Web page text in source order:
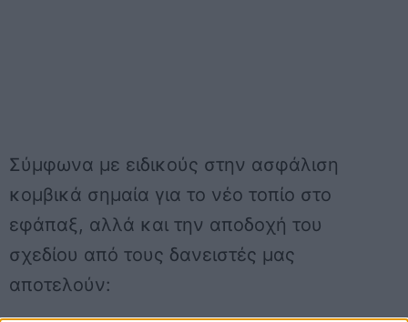
Σύμφωνα με ειδικούς στην ασφάλιση
κομβικά σημαία για το νέο τοπίο στο
εφάπαξ, αλλά και την αποδοχή του
σχεδίου από τους δανειστές μας
αποτελούν: